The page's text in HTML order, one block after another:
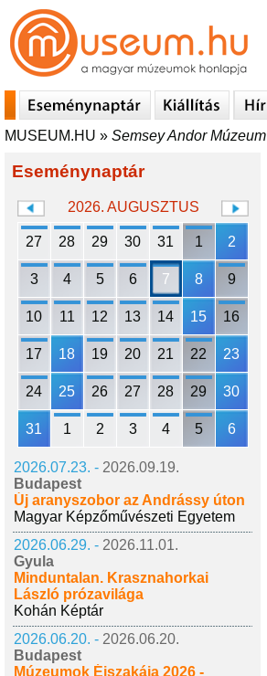
MUSEUM.HU » Semsey Andor Múzeum
Eseménynaptár
2026. AUGUSZTUS
27 28 29 30 31 1 2
3 4 5 6 7 8 9
10 11 12 13 14 15 16
17 18 19 20 21 22 23
24 25 26 27 28 29 30
31 1 2 3 4 5 6
2026.07.23. - 2026.09.19.
Budapest
Új aranyszobor az Andrássy úton
Magyar Képzőművészeti Egyetem
2026.06.29. - 2026.11.01.
Gyula
Minduntalan. Krasznahorkai
László prózavilága
Kohán Képtár
2026.06.20. - 2026.06.20.
Budapest
Múzeumok Éjszakája 2026 -